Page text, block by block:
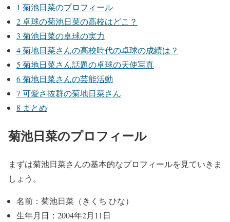
1 菊池日菜のプロフィール
2卓球の菊池日菜の高校はどこ？
3 菊池日菜の卓球の実力
4菊地日菜さんの高校時代の卓球の成績は？
5 菊地日菜さん話題の卓球の天使写真
6菊地日菜さんの芸能活動
7 可愛さ抜群の菊地日菜さん
8 まとめ
菊池日菜のプロフィール
まずは菊池日菜さんの基本的なプロフィールを見ていきま
しょう。
名前：菊池日菜（きくち ひな）
生年月日：2004年2月11日